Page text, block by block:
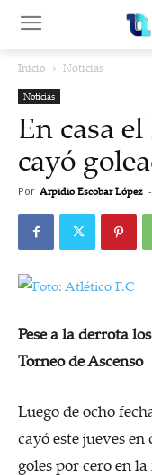
Inicio Noticias
Noticias
En casa
cayó
Por Arpidio Escobar López -
Pese a la derrota
Torneo de Ascenso
Luego de ocho
cayó este jueves
goles por cero en